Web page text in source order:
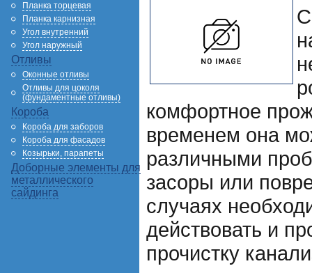
Планка торцевая
Планка карнизная
Угол внутренний
Угол наружный
Отливы
Оконные отливы
Отливы для цоколя
(фундаментные отливы)
Короба
Короба для заборов
Короба для фасадов
Козырьки, парапеты
Доборные элементы для
металлического
сайдинга
комфортное
временем она
различными
засоры или
случаях
действовать и
прочистку